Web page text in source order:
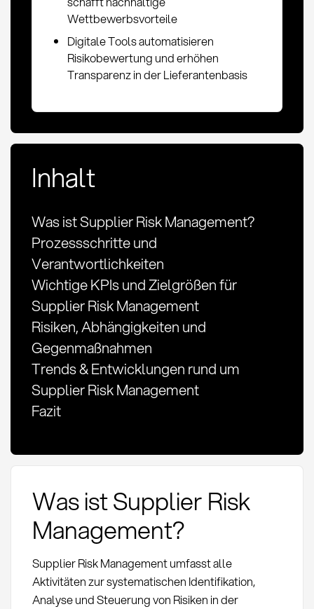
Wettbewerbsvorteile
Digitale Tools automatisieren
Risikobewertung und erhöhen
Transparenz in der Lieferantenbasis
Inhalt
Was ist Supplier Risk Management?
Prozessschritte und
Verantwortlichkeiten
Wichtige KPIs und Zielgrößen für
Supplier Risk Management
Risiken, Abhängigkeiten und
Gegenmaßnahmen
Trends & Entwicklungen rund um
Supplier Risk Management
Fazit
Was ist Supplier Risk
Management?
Supplier Risk Management umfasst alle
Aktivitäten zur systematischen Identifikation,
Analyse und Steuerung von Risiken in der